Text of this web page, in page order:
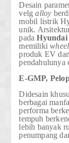
Desain
velgalloy
mobil listrik
unik.
pada
memiliki
produk EV
pendahulunya
E-GMP,
Didesain
berbagai
performa
tempuh
lebih banyak
penumpang